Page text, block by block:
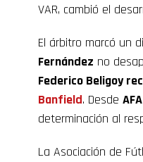
VAR, cambió el
El árbitro marcó un
Fernández no
Federico Beligoy
Banfield. Desde AFA
determinación al
La Asociación de